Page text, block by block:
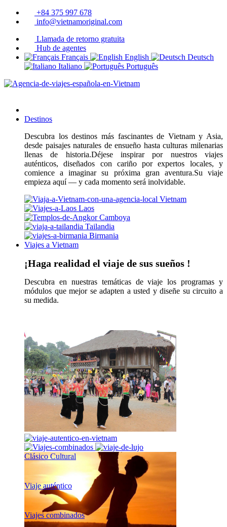
+84 375 997 678
info@vietnamoriginal.com
Llamada de retorno gratuita
Hub de agentes
Français
English
Deutsch
Italiano
Português
Destinos
Descubra los destinos más fascinantes de Vietnam y Asia,
desde paisajes naturales de ensueño hasta culturas milenarias
llenas de historia.Déjese inspirar por nuestros viajes
auténticos, diseñados con cariño por expertos locales, y
comience a imaginar su próxima gran aventura.Su viaje
empieza aquí — y cada momento será inolvidable.
Vietnam
Laos
Camboya
Tailandia
Birmania
Viajes a Vietnam
¡Haga realidad el viaje de sus sueños !
Descubra en nuestras temáticas de viaje los programas y
módulos que mejor se adapten a usted y diseñe su circuito a
su medida.
Clásico Cultural
Viaje auténtico
Viajes combinados